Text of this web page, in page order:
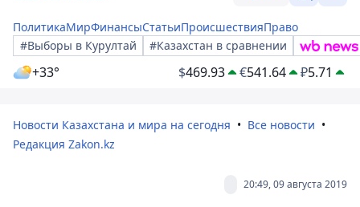
ПолитикаМирФинансыСтатьиПроисшествияПраво
#Выборы в Курултай
#Казахстан в сравнении
+33° $469.93 €541.64 ₽5.71
Новости Казахстана и мира на сегодня
Все новости
Редакция Zakon.kz
20:49, 09 августа 2019